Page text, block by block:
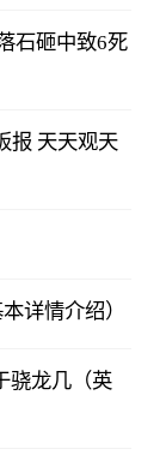
石砸中致6死
报 天天观天
详情介绍）
骁龙几（英